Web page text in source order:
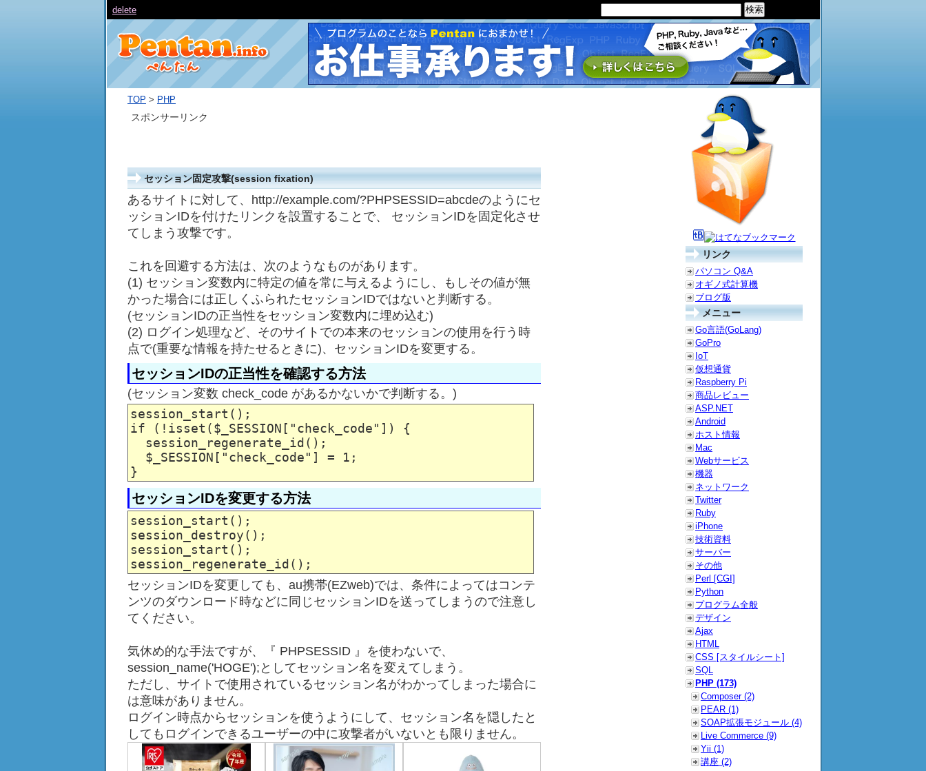
TOP > PHP
セッション固定攻撃(session fixation)
あるサイトに対して、http://example.com/?PHPSESSID=abcdeのようにセ
ッションIDを付けたリンクを設置することで、 セッションIDを固定化させ
てしまう攻撃です。
これを回避する方法は、次のようなものがあります。
(1) セッション変数内に特定の値を常に与えるようにし、もしその値が無
かった場合には正しくふられたセッションIDではないと判断する。
(セッションIDの正当性をセッション変数内に埋め込む)
(2) ログイン処理など、そのサイトでの本来のセッションの使用を行う時
点で(重要な情報を持たせるときに)、セッションIDを変更する。
セッションIDの正当性を確認する方法
(セッション変数 check_code があるかないかで判断する。)
session_start();
if (!isset($_SESSION["check_code"]) {
  session_regenerate_id();
  $_SESSION["check_code"] = 1;
セッションIDを変更する方法
session_start();
session_destroy();
session_start();
セッションIDを変更しても、au携帯(EZweb)では、条件によってはコンテ
ンツのダウンロード時などに同じセッションIDを送ってしまうので注意し
てください。
気休め的な手法ですが、『 PHPSESSID 』を使わないで、
session_name('HOGE');としてセッション名を変えてしまう。
ただし、サイトで使用されているセッション名がわかってしまった場合に
は意味がありません。
ログイン時点からセッションを使うようにして、セッション名を隠したと
してもログインできるユーザーの中に攻撃者がいないとも限りません。
スポンサーリンク
リンク
パソコン Q&A
オギノ式計算機
ブログ版
メニュー
Go言語(GoLang)
GoPro
IoT
仮想通貨
Raspberry Pi
商品レビュー
ASP.NET
Android
ホスト情報
Mac
Webサービス
機器
ネットワーク
Twitter
Ruby
iPhone
技術資料
サーバー
その他
Perl [CGI]
Python
プログラム全般
デザイン
Ajax
HTML
CSS [スタイルシート]
SQL
PHP (173)
Composer (2)
PEAR (1)
SOAP拡張モジュール (4)
Live Commerce (9)
Yii (1)
講座 (2)
STR関数 数値から文字列に変換する